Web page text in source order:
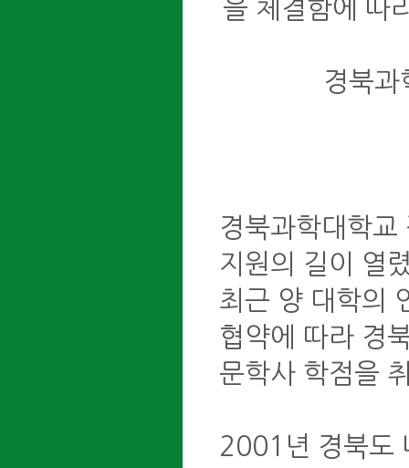
을 체결함에 따
경북과
경북과학대학
지원의 길이 열
최근 양 대학의
협약에 따라 경
문학사 학점을
2001년 경북도